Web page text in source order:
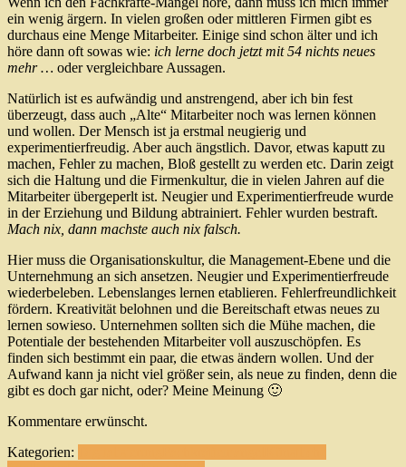
ein wenig ärgern. In vielen großen oder mittleren Firmen gibt es
durchaus eine Menge Mitarbeiter. Einige sind schon älter und ich
höre dann oft sowas wie: ich lerne doch jetzt mit 54 nichts neues
mehr … oder vergleichbare Aussagen.
Natürlich ist es aufwändig und anstrengend, aber ich bin fest
überzeugt, dass auch „Alte“ Mitarbeiter noch was lernen können
und wollen. Der Mensch ist ja erstmal neugierig und
experimentierfreudig. Aber auch ängstlich. Davor, etwas kaputt zu
machen, Fehler zu machen, Bloß gestellt zu werden etc. Darin zeigt
sich die Haltung und die Firmenkultur, die in vielen Jahren auf die
Mitarbeiter übergeperlt ist. Neugier und Experimentierfreude wurde
in der Erziehung und Bildung abtrainiert. Fehler wurden bestraft.
Mach nix, dann machste auch nix falsch.
Hier muss die Organisationskultur, die Management-Ebene und die
Unternehmung an sich ansetzen. Neugier und Experimentierfreude
wiederbeleben. Lebenslanges lernen etablieren. Fehlerfreundlichkeit
fördern. Kreativität belohnen und die Bereitschaft etwas neues zu
lernen sowieso. Unternehmen sollten sich die Mühe machen, die
Potentiale der bestehenden Mitarbeiter voll auszuschöpfen. Es
finden sich bestimmt ein paar, die etwas ändern wollen. Und der
Aufwand kann ja nicht viel größer sein, als neue zu finden, denn die
gibt es doch gar nicht, oder? Meine Meinung 🙂
Kommentare erwünscht.
Kategorien: